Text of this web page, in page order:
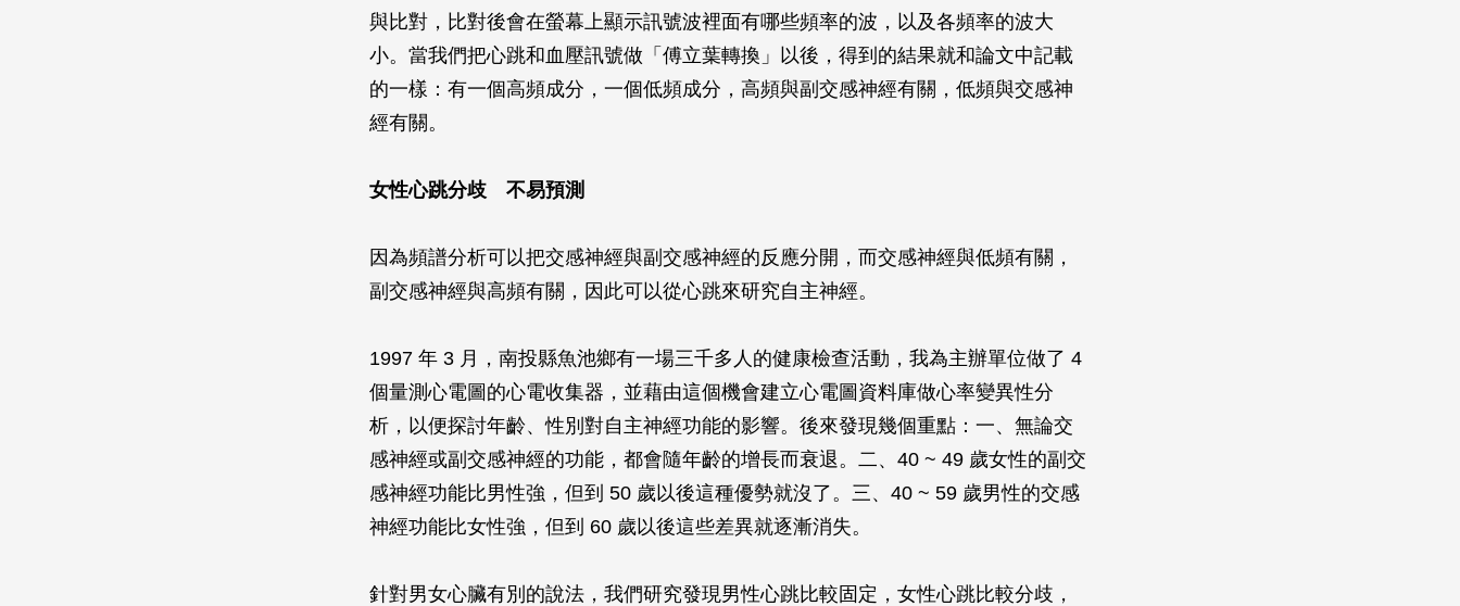
與比對，比對後會在螢幕上顯示訊號波裡面有哪些頻率的波，以及各頻率的波大
小。當我們把心跳和血壓訊號做「傅立葉轉換」以後，得到的結果就和論文中記載
的一樣：有一個高頻成分，一個低頻成分，高頻與副交感神經有關，低頻與交感神
經有關。
女性心跳分歧 不易預測
因為頻譜分析可以把交感神經與副交感神經的反應分開，而交感神經與低頻有關，
副交感神經與高頻有關，因此可以從心跳來研究自主神經。
1997 年 3 月，南投縣魚池鄉有一場三千多人的健康檢查活動，我為主辦單位做了 4
個量測心電圖的心電收集器，並藉由這個機會建立心電圖資料庫做心率變異性分
析，以便探討年齡、性別對自主神經功能的影響。後來發現幾個重點：一、無論交
感神經或副交感神經的功能，都會隨年齡的增長而衰退。二、40 ~ 49 歲女性的副交
感神經功能比男性強，但到 50 歲以後這種優勢就沒了。三、40 ~ 59 歲男性的交感
神經功能比女性強，但到 60 歲以後這些差異就逐漸消失。
針對男女心臟有別的說法，我們研究發現男性心跳比較固定，女性心跳比較分歧，